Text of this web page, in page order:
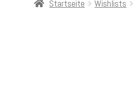
Startseite Wishlists